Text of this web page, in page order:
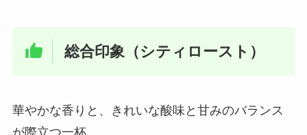
総合印象（シティロースト）
華やかな香りと、きれいな酸味と甘みのバランス